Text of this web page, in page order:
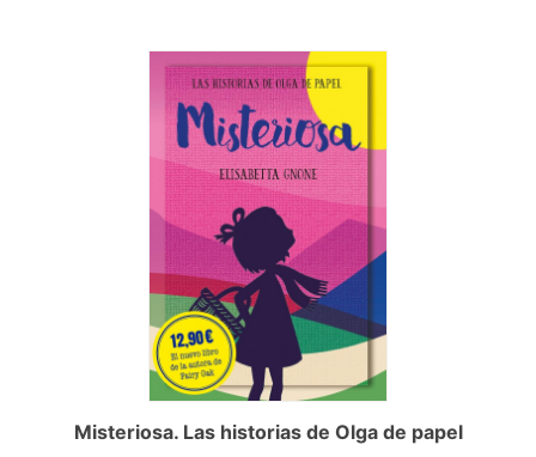
Misteriosa. Las historias de Olga de papel